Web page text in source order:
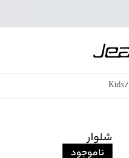
/
Kids
شلوار
ناموجود